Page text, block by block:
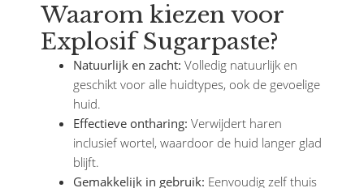
Waarom kiezen voor
Explosif Sugarpaste?
Natuurlijk en zacht: Volledig natuurlijk en
geschikt voor alle huidtypes, ook de gevoelige
huid.
Effectieve ontharing: Verwijdert haren
inclusief wortel, waardoor de huid langer glad
blijft.
Gemakkelijk in gebruik: Eenvoudig zelf thuis